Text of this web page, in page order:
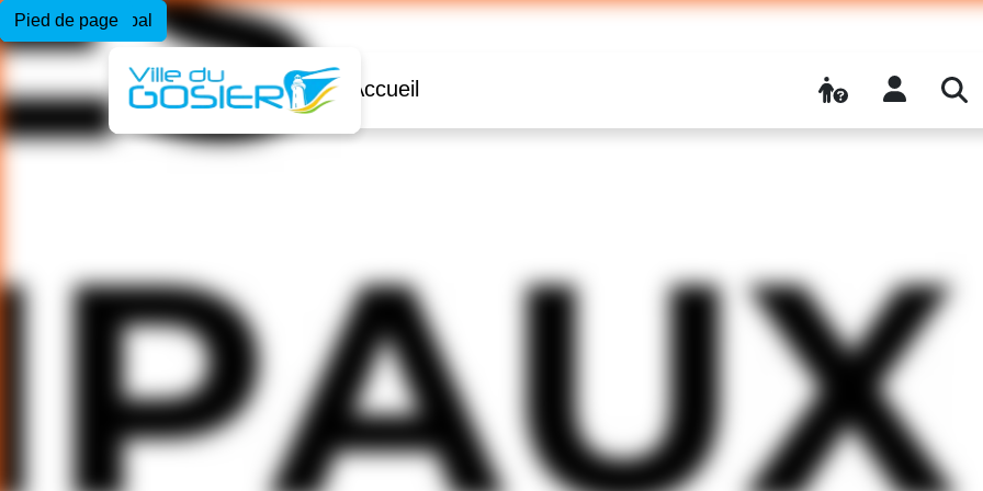
Menu principal
Contenu principal
Pied de page
Accueil